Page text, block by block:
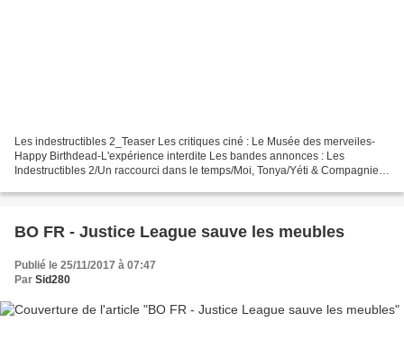
Les indestructibles 2_Teaser Les critiques ciné : Le Musée des merveiles-
Happy Birthdead-L'expérience interdite Les bandes annonces : Les
Indestructibles 2/Un raccourci dans le temps/Moi, Tonya/Yéti & Compagnie
BO FR - Justice League sauve les meubles
Publié le 25/11/2017 à 07:47
Par Sid280